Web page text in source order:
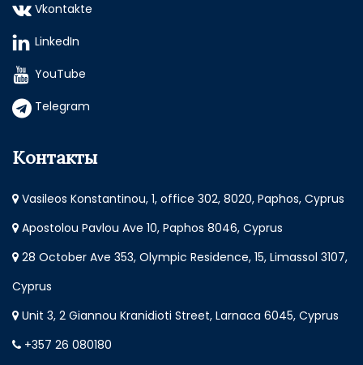
Vkontakte
LinkedIn
YouTube
Telegram
Контакты
Vasileos Konstantinou, 1, office 302, 8020, Paphos, Cyprus
Apostolou Pavlou Ave 10, Paphos 8046, Cyprus
28 October Ave 353, Olympic Residence, 15, Limassol 3107,
Cyprus
Unit 3, 2 Giannou Kranidioti Street, Larnaca 6045, Cyprus
+357 26 080180